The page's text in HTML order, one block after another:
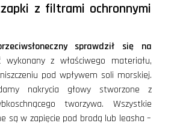
z filtrami ochronnymi
sprawdził się na
z właściwego materiału,
pod wpływem soli morskiej.
nakrycia głowy stworzone z
tworzywa. Wszystkie
są w zapięcie pod brodą lub leasha –